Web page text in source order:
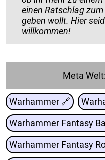
einen Ratschlag
geben wollt. Hier seid ihr
willkommen!
Meta
Warhammer 🔗
Warhammer Fantasy
Warhammer Fantasy